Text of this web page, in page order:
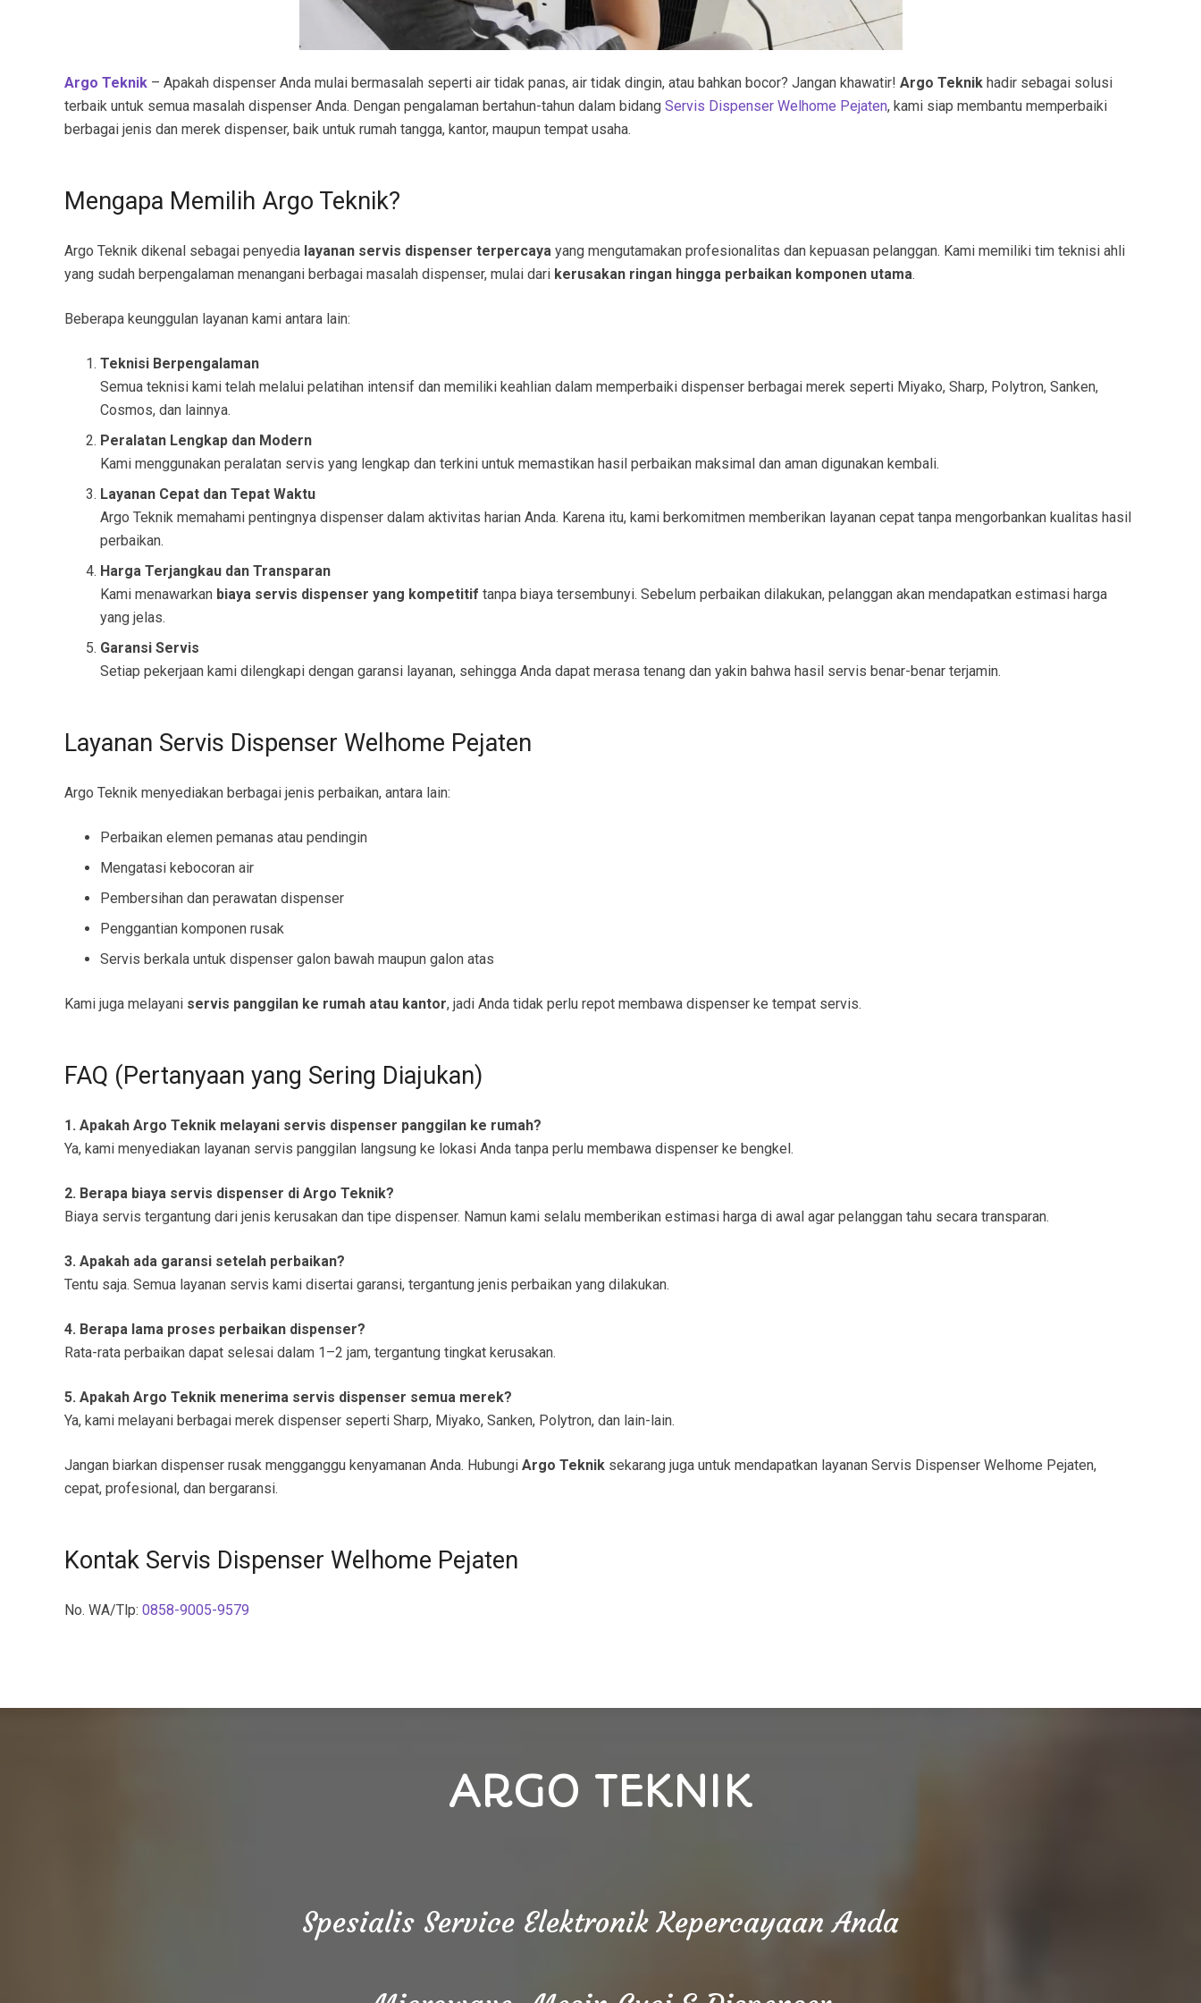
Argo Teknik – Apakah dispenser Anda mulai bermasalah seperti air tidak panas, air tidak dingin, atau bahkan bocor? Jangan khawatir! Argo Teknik hadir sebagai solusi
terbaik untuk semua masalah dispenser Anda. Dengan pengalaman bertahun-tahun dalam bidang Servis Dispenser Welhome Pejaten, kami siap membantu memperbaiki
berbagai jenis dan merek dispenser, baik untuk rumah tangga, kantor, maupun tempat usaha.
Mengapa Memilih Argo Teknik?
Argo Teknik dikenal sebagai penyedia layanan servis dispenser terpercaya yang mengutamakan profesionalitas dan kepuasan pelanggan. Kami memiliki tim teknisi ahli
yang sudah berpengalaman menangani berbagai masalah dispenser, mulai dari kerusakan ringan hingga perbaikan komponen utama.
Beberapa keunggulan layanan kami antara lain:
Teknisi Berpengalaman
Semua teknisi kami telah melalui pelatihan intensif dan memiliki keahlian dalam memperbaiki dispenser berbagai merek seperti Miyako, Sharp, Polytron, Sanken,
Cosmos, dan lainnya.
Peralatan Lengkap dan Modern
Kami menggunakan peralatan servis yang lengkap dan terkini untuk memastikan hasil perbaikan maksimal dan aman digunakan kembali.
Layanan Cepat dan Tepat Waktu
Argo Teknik memahami pentingnya dispenser dalam aktivitas harian Anda. Karena itu, kami berkomitmen memberikan layanan cepat tanpa mengorbankan kualitas hasil
perbaikan.
Harga Terjangkau dan Transparan
Kami menawarkan biaya servis dispenser yang kompetitif tanpa biaya tersembunyi. Sebelum perbaikan dilakukan, pelanggan akan mendapatkan estimasi harga
yang jelas.
Garansi Servis
Setiap pekerjaan kami dilengkapi dengan garansi layanan, sehingga Anda dapat merasa tenang dan yakin bahwa hasil servis benar-benar terjamin.
Layanan Servis Dispenser Welhome Pejaten
Argo Teknik menyediakan berbagai jenis perbaikan, antara lain:
Perbaikan elemen pemanas atau pendingin
Mengatasi kebocoran air
Pembersihan dan perawatan dispenser
Penggantian komponen rusak
Servis berkala untuk dispenser galon bawah maupun galon atas
Kami juga melayani servis panggilan ke rumah atau kantor, jadi Anda tidak perlu repot membawa dispenser ke tempat servis.
FAQ (Pertanyaan yang Sering Diajukan)
1. Apakah Argo Teknik melayani servis dispenser panggilan ke rumah?
Ya, kami menyediakan layanan servis panggilan langsung ke lokasi Anda tanpa perlu membawa dispenser ke bengkel.
2. Berapa biaya servis dispenser di Argo Teknik?
Biaya servis tergantung dari jenis kerusakan dan tipe dispenser. Namun kami selalu memberikan estimasi harga di awal agar pelanggan tahu secara transparan.
3. Apakah ada garansi setelah perbaikan?
Tentu saja. Semua layanan servis kami disertai garansi, tergantung jenis perbaikan yang dilakukan.
4. Berapa lama proses perbaikan dispenser?
Rata-rata perbaikan dapat selesai dalam 1–2 jam, tergantung tingkat kerusakan.
5. Apakah Argo Teknik menerima servis dispenser semua merek?
Ya, kami melayani berbagai merek dispenser seperti Sharp, Miyako, Sanken, Polytron, dan lain-lain.
Jangan biarkan dispenser rusak mengganggu kenyamanan Anda. Hubungi Argo Teknik sekarang juga untuk mendapatkan layanan Servis Dispenser Welhome Pejaten,
cepat, profesional, dan bergaransi.
Kontak Servis Dispenser Welhome Pejaten
No. WA/Tlp: 0858-9005-9579
ARGO TEKNIK
Spesialis Service Elektronik Kepercayaan Anda